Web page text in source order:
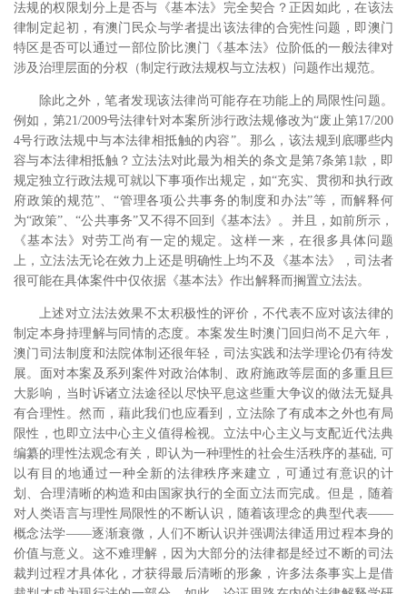
法规的权限划分上是否与《基本法》完全契合？正因如此，在该法
律制定起初，有澳门民众与学者提出该法律的合宪性问题，即澳门
特区是否可以通过一部位阶比澳门《基本法》位阶低的一般法律对
涉及治理层面的分权（制定行政法规权与立法权）问题作出规范。
除此之外，笔者发现该法律尚可能存在功能上的局限性问题。
例如，第21/2009号法律针对本案所涉行政法规修改为“废止第17/200
4号行政法规中与本法律相抵触的内容”。 那么，该法规到底哪些内
容与本法律相抵触？立法法对此最为相关的条文是第7条第1款，即
规定独立行政法规可就以下事项作出规定，如“充实、贯彻和执行政
府政策的规范”、“管理各项公共事务的制度和办法”等，而解释何
为“政策”、“公共事务”又不得不回到《基本法》。并且，如前所示，
《基本法》对劳工尚有一定的规定。这样一来，在很多具体问题
上，立法法无论在效力上还是明确性上均不及《基本法》，司法者
很可能在具体案件中仅依据《基本法》作出解释而搁置立法法。
上述对立法法效果不太积极性的评价，不代表不应对该法律的
制定本身持理解与同情的态度。本案发生时澳门回归尚不足六年，
澳门司法制度和法院体制还很年轻，司法实践和法学理论仍有待发
展。 面对本案及系列案件对政治体制、政府施政等层面的多重且巨
大影响，当时诉诸立法途径以尽快平息这些重大争议的做法无疑具
有合理性。然而，藉此我们也应看到，立法除了有成本之外也有局
限性，也即立法中心主义值得检视。立法中心主义与支配近代法典
编纂的理性法观念有关，即认为一种理性的社会生活秩序的基础, 可
以有目的地通过一种全新的法律秩序来建立，可通过有意识的计
划、合理清晰的构造和由国家执行的全面立法而完成。但是，随着
对人类语言与理性局限性的不断认识，随着该理念的典型代表――
概念法学――逐渐衰微，人们不断认识并强调法律适用过程本身的
价值与意义。 这不难理解，因为大部分的法律都是经过不断的司法
裁判过程才具体化，才获得最后清晰的形象，许多法条事实上是借